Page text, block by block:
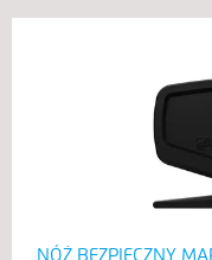
NÓŻ BEZPIECZNY